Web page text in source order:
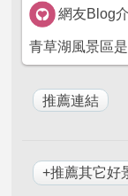
網友Blog
青草湖風景區
+推薦其它好